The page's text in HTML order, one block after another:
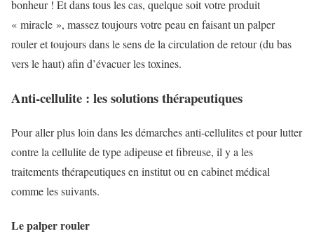
bonheur ! Et dans tous les cas, quelque soit votre produit
« miracle », massez toujours votre peau en faisant un palper
rouler et toujours dans le sens de la circulation de retour (du bas
vers le haut) afin d’évacuer les toxines.
Anti-cellulite : les solutions thérapeutiques
Pour aller plus loin dans les démarches anti-cellulites et pour lutter
contre la cellulite de type adipeuse et fibreuse, il y a les
traitements thérapeutiques en institut ou en cabinet médical
comme les suivants.
Le palper rouler